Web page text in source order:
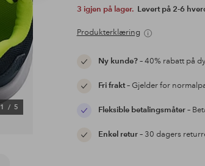
1/ 5
3 igjen på lager. Levert på 2-6
Produkterklæring
Ny kunde?– 40% rabatt på
Fri frakt– Gjelder for
Fleksible betalingsmåter–
Enkel retur– 30 dagers